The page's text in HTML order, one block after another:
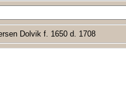
Dolvik f. 1650 d. 1708